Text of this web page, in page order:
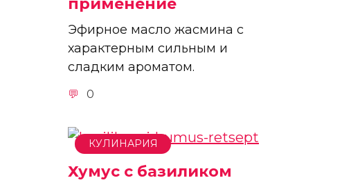
применение
Эфирное масло жасмина с
характерным сильным и
сладким ароматом.
0
КУЛИНАРИЯ
Хумус с базиликом